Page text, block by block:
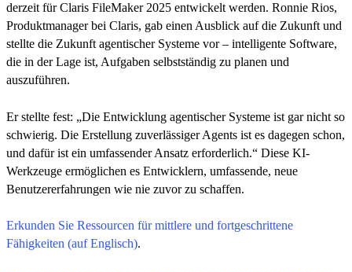
derzeit für Claris FileMaker 2025 entwickelt werden. Ronnie Rios,
Produktmanager bei Claris, gab einen Ausblick auf die Zukunft und
stellte die Zukunft agentischer Systeme vor – intelligente Software,
die in der Lage ist, Aufgaben selbstständig zu planen und
auszuführen.
Er stellte fest: „Die Entwicklung agentischer Systeme ist gar nicht so
schwierig. Die Erstellung zuverlässiger Agents ist es dagegen schon,
und dafür ist ein umfassender Ansatz erforderlich.“ Diese KI-
Werkzeuge ermöglichen es Entwicklern, umfassende, neue
Benutzererfahrungen wie nie zuvor zu schaffen.
Erkunden Sie Ressourcen für mittlere und fortgeschrittene
Fähigkeiten (auf Englisch).